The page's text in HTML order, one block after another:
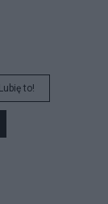
Lubię to!